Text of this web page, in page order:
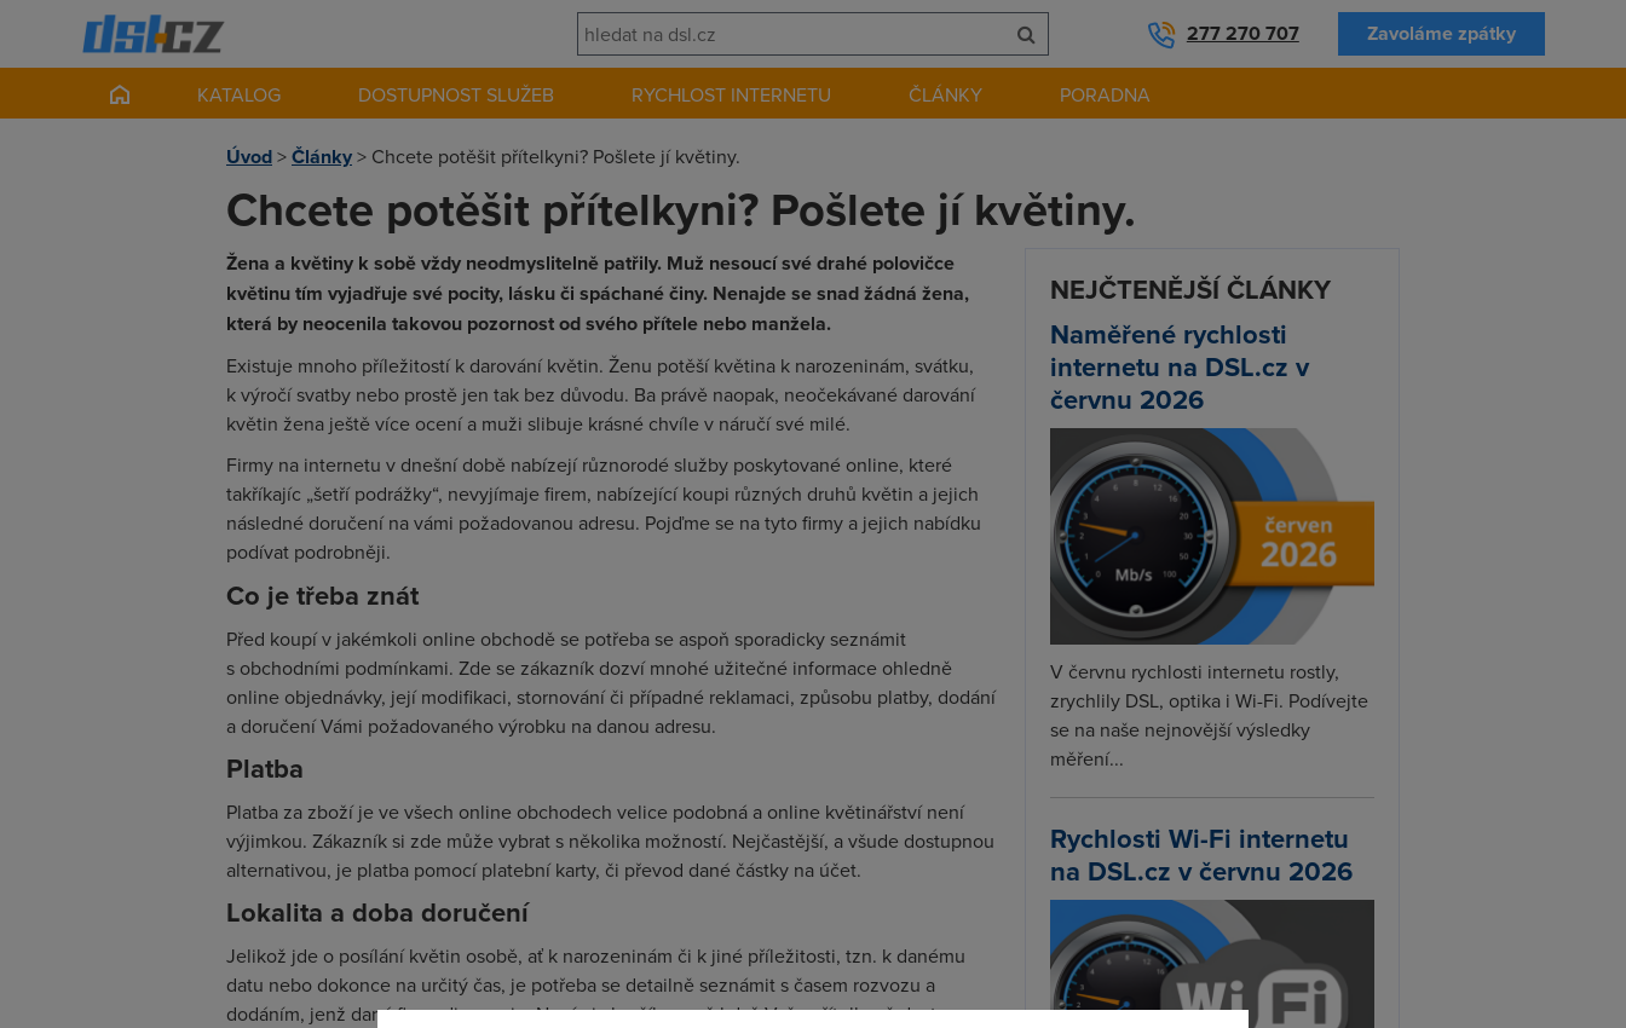
277 270 707 Zavoláme zpátky
KATALOG DOSTUPNOST SLUŽEB RYCHLOST INTERNETU ČLÁNKY PORADNA
Úvod>Články> Chcete potěšit přítelkyni? Pošlete jí květiny.
Chcete potěšit přítelkyni? Pošlete jí květiny.
Žena a květiny k sobě vždy neodmyslitelně patřily. Muž nesoucí své drahé polovičce
květinu tím vyjadřuje své pocity, lásku či spáchané činy. Nenajde se snad žádná žena,
která by neocenila takovou pozornost od svého přítele nebo manžela.
Existuje mnoho příležitostí k darování květin. Ženu potěší květina k narozeninám, svátku,
k výročí svatby nebo prostě jen tak bez důvodu. Ba právě naopak, neočekávané darování
květin žena ještě více ocení a muži slibuje krásné chvíle v náručí své milé.
Firmy na internetu v dnešní době nabízejí různorodé služby poskytované online, které
takříkajíc „šetří podrážky“, nevyjímaje firem, nabízející koupi různých druhů květin a jejich
následné doručení na vámi požadovanou adresu. Pojďme se na tyto firmy a jejich nabídku
podívat podrobněji.
Co je třeba znát
Před koupí v jakémkoli online obchodě se potřeba se aspoň sporadicky seznámit
s obchodními podmínkami. Zde se zákazník dozví mnohé užitečné informace ohledně
online objednávky, její modifikaci, stornování či případné reklamaci, způsobu platby, dodání
a doručení Vámi požadovaného výrobku na danou adresu.
Platba
Platba za zboží je ve všech online obchodech velice podobná a online květinářství není
výjimkou. Zákazník si zde může vybrat s několika možností. Nejčastější, a všude dostupnou
alternativou, je platba pomocí platební karty, či převod dané částky na účet.
Lokalita a doba doručení
Jelikož jde o posílání květin osobě, ať k narozeninám či k jiné příležitosti, tzn. k danému
datu nebo dokonce na určitý čas, je potřeba se detailně seznámit s časem rozvozu a
dodáním, jenž daná firma disponuje. Není nic horšího, než když Vaše přítelkyně dostane na
NEJČTENĚJŠÍ ČLÁNKY
Naměřené rychlosti
internetu na DSL.cz v
červnu 2026
V červnu rychlosti internetu rostly,
zrychlily DSL, optika i Wi-Fi. Podívejte
se na naše nejnovější výsledky
měření...
Rychlosti Wi-Fi internetu
na DSL.cz v červnu 2026